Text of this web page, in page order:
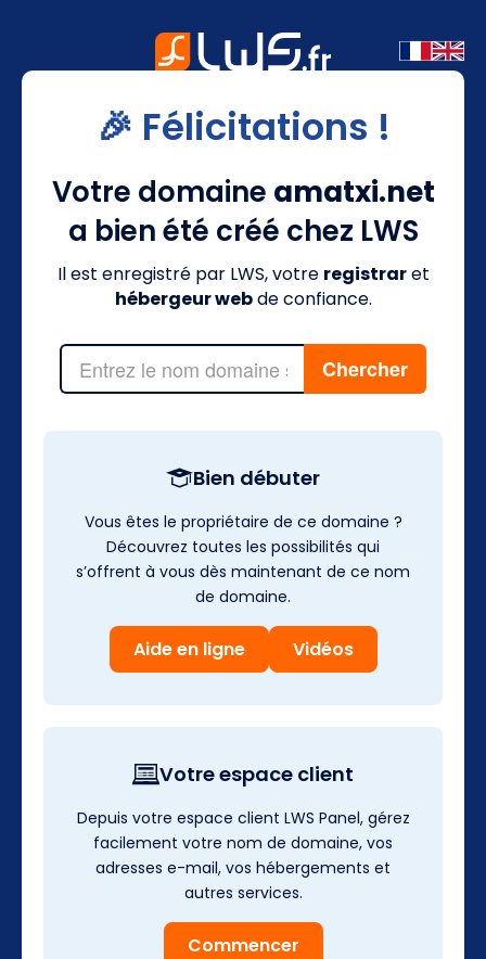
🎉 Félicitations !
Votre domaine amatxi.net
a bien été créé chez LWS
Il est enregistré par LWS, votre registraret
hébergeur webde confiance.
Bien débuter
Vous êtes le propriétaire de ce domaine ?
Découvrez toutes les possibilités qui
s’offrent à vous dès maintenant de ce nom
de domaine.
Aide en ligne Vidéos
Votre espace client
Depuis votre espace client LWS Panel, gérez
facilement votre nom de domaine, vos
adresses e-mail, vos hébergements et
autres services.
Commencer